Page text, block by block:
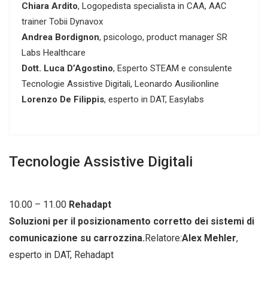
Chiara Ardito, Logopedista specialista in CAA, AAC
trainer Tobii Dynavox
Andrea Bordignon, psicologo, product manager SR
Labs Healthcare
Dott. Luca D’Agostino, Esperto STEAM e consulente
Tecnologie Assistive Digitali, Leonardo Ausilionline
Lorenzo De Filippis, esperto in DAT, Easylabs
Tecnologie Assistive Digitali
10.00 – 11.00 Rehadapt
Soluzioni per il posizionamento corretto dei sistemi di
comunicazione su carrozzina.Relatore:Alex Mehler,
esperto in DAT, Rehadapt